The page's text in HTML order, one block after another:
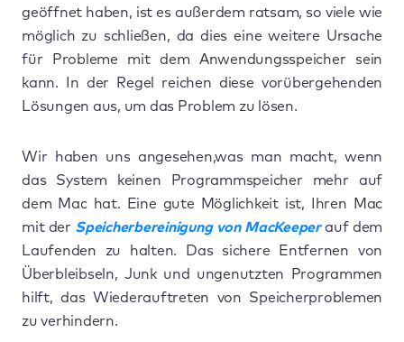
geöffnet haben, ist es außerdem ratsam, so viele wie
möglich zu schließen, da dies eine weitere Ursache
für Probleme mit dem Anwendungsspeicher sein
kann. In der Regel reichen diese vorübergehenden
Lösungen aus, um das Problem zu lösen.
Wir haben uns angesehen,was man macht, wenn
das System keinen Programmspeicher mehr auf
dem Mac hat. Eine gute Möglichkeit ist, Ihren Mac
mit der Speicherbereinigung von MacKeeperauf dem
Laufenden zu halten. Das sichere Entfernen von
Überbleibseln, Junk und ungenutzten Programmen
hilft, das Wiederauftreten von Speicherproblemen
zu verhindern.